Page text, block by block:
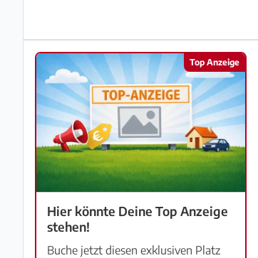
Nutzungsbedingungen
Hilfe
Top Anzeige
Hier könnte Deine Top Anzeige
stehen!
Buche jetzt diesen exklusiven Platz